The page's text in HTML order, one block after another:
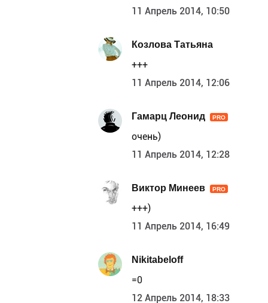
11 Апрель 2014, 10:50
Козлова Татьяна
+++
11 Апрель 2014, 12:06
Гамарц Леонид PRO
очень)
11 Апрель 2014, 12:28
Виктор Минеев PRO
+++)
11 Апрель 2014, 16:49
Nikitabeloff
=0
12 Апрель 2014, 18:33